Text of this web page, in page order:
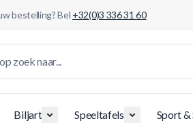
bestelling? Bel +32(0)3 336 31 60
Biljart Speeltafels Sport &